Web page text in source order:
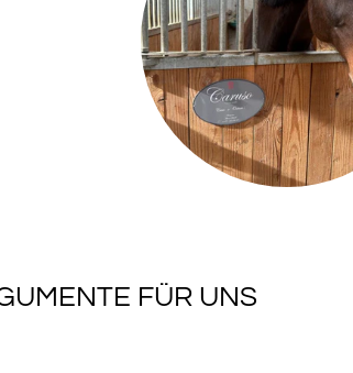
Schriftzug
Du hast hier die
deines Pferdes dazu
Aufkleber
Dafür fallen
Schriftzug
Schriftarten
FÜR UNS